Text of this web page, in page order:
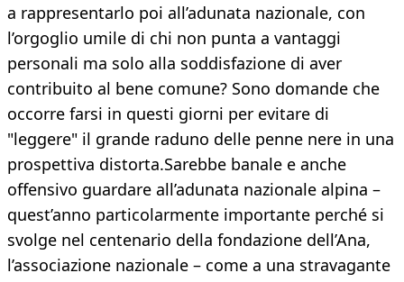
a rappresentarlo poi all’adunata nazionale, con
l’orgoglio umile di chi non punta a vantaggi
personali ma solo alla soddisfazione di aver
contribuito al bene comune? Sono domande che
occorre farsi in questi giorni per evitare di
"leggere" il grande raduno delle penne nere in una
prospettiva distorta.Sarebbe banale e anche
offensivo guardare all’adunata nazionale alpina –
quest’anno particolarmente importante perché si
svolge nel centenario della fondazione dell’Ana,
l’associazione nazionale – come a una stravagante